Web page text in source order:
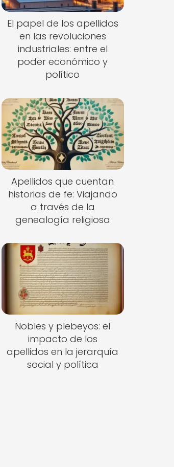
El papel de los apellidos
en las revoluciones
industriales: entre el
poder económico y
político
Apellidos que cuentan
historias de fe: Viajando
a través de la
genealogía religiosa
Nobles y plebeyos: el
impacto de los
apellidos en la jerarquía
social y política